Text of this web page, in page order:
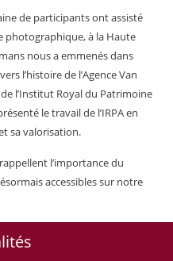
de participants ont assisté
photographique, à la Haute
nous a emmenés dans
l’histoire de l’Agence Van
l’Institut Royal du Patrimoine
le travail de l’IRPA en
sa valorisation.
l’importance du
accessibles sur notre